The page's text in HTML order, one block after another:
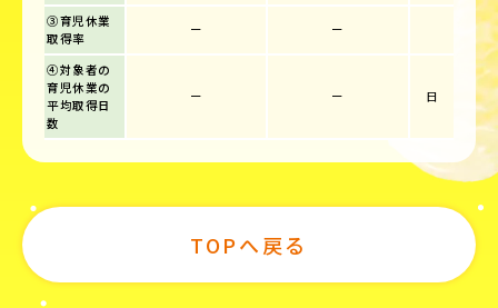
③育児休業
取得率
ー ー
④対象者の
育児休業の
平均取得日
数
ー ー 日
TOPへ戻る